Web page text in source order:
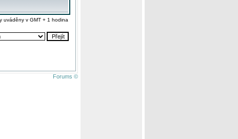
uváděny v GMT + 1 hodina
Forums ©